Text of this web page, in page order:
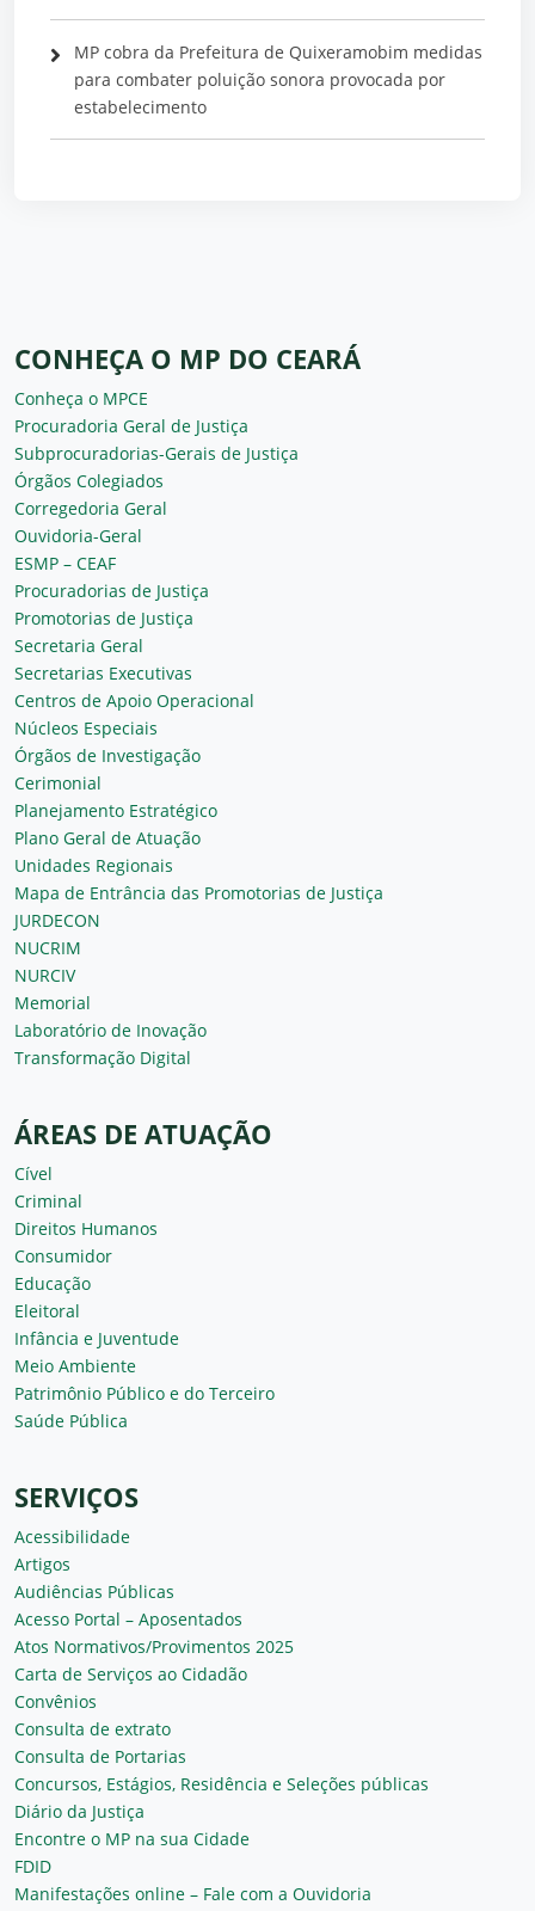
MP cobra da Prefeitura de Quixeramobim medidas
para combater poluição sonora provocada por
estabelecimento
CONHEÇA O MP DO CEARÁ
Conheça o MPCE
Procuradoria Geral de Justiça
Subprocuradorias-Gerais de Justiça
Órgãos Colegiados
Corregedoria Geral
Ouvidoria-Geral
ESMP – CEAF
Procuradorias de Justiça
Promotorias de Justiça
Secretaria Geral
Secretarias Executivas
Centros de Apoio Operacional
Núcleos Especiais
Órgãos de Investigação
Cerimonial
Planejamento Estratégico
Plano Geral de Atuação
Unidades Regionais
Mapa de Entrância das Promotorias de Justiça
JURDECON
NUCRIM
NURCIV
Memorial
Laboratório de Inovação
Transformação Digital
ÁREAS DE ATUAÇÃO
Cível
Criminal
Direitos Humanos
Consumidor
Educação
Eleitoral
Infância e Juventude
Meio Ambiente
Patrimônio Público e do Terceiro
Saúde Pública
SERVIÇOS
Acessibilidade
Artigos
Audiências Públicas
Acesso Portal – Aposentados
Atos Normativos/Provimentos 2025
Carta de Serviços ao Cidadão
Convênios
Consulta de extrato
Consulta de Portarias
Concursos, Estágios, Residência e Seleções públicas
Diário da Justiça
Encontre o MP na sua Cidade
FDID
Manifestações online – Fale com a Ouvidoria